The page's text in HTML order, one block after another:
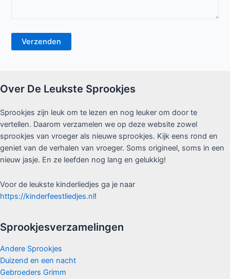
Over De Leukste Sprookjes
Sprookjes zijn leuk om te lezen en nog leuker om door te
vertellen. Daarom verzamelen we op deze website zowel
sprookjes van vroeger als nieuwe sprookjes. Kijk eens rond en
geniet van de verhalen van vroeger. Soms origineel, soms in een
nieuw jasje. En ze leefden nog lang en gelukkig!
Voor de leukste kinderliedjes ga je naar
https://kinderfeestliedjes.nl!
Sprookjesverzamelingen
Andere Sprookjes
Duizend en een nacht
Gebroeders Grimm